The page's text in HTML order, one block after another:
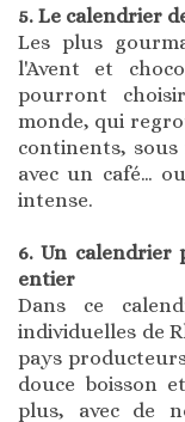
5. Le calendrier
Les plus
l'Avent et
pourront
monde, qui
continents,
avec un café…
intense.
6. Un
entier
Dans ce
individuelles de
pays
douce boisson
plus, avec de